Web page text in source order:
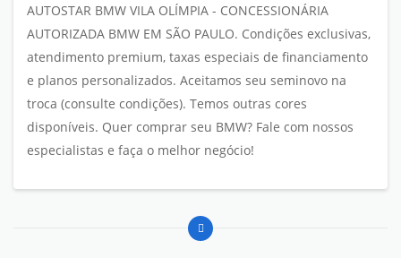
AUTOSTAR BMW VILA OLÍMPIA - CONCESSIONÁRIA
AUTORIZADA BMW EM SÃO PAULO. Condições exclusivas,
atendimento premium, taxas especiais de financiamento
e planos personalizados. Aceitamos seu seminovo na
troca (consulte condições). Temos outras cores
disponíveis. Quer comprar seu BMW? Fale com nossos
especialistas e faça o melhor negócio!